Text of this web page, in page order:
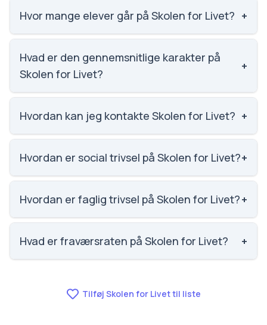
Hvor mange elever går på Skolen for Livet? +
Skolen for Livet har 75 elever, hvilket gør den til
nummer 2022 ud af 3143 skoler.
Hvad er den gennemsnitlige karakter på
Skolen for Livet?
+
Vi har ikke data om karaktergennemsnittet for
Skolen for Livet.
Hvordan kan jeg kontakte Skolen for Livet? +
Email: post@skolenforlivet.nu. Telefon: 8111 6515.
Adresse: Skolen for Livet Kostervej 60, 4780 Stege.
Hvordan er social trivsel på Skolen for Livet?+
Vi har ikke data om social trivsel for Skolen for Livet.
Hvordan er faglig trivsel på Skolen for Livet?+
Vi har ikke data om faglig trivsel for Skolen for Livet.
Hvad er fraværsraten på Skolen for Livet? +
Tilføj Skolen for Livet til liste